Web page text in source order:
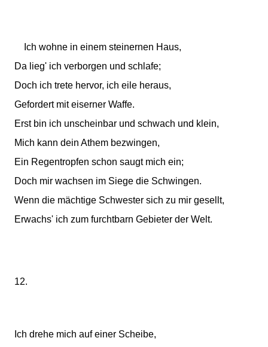
Ich wohne in einem steinernen Haus,
Da lieg' ich verborgen und schlafe;
Doch ich trete hervor, ich eile heraus,
Gefordert mit eiserner Waffe.
Erst bin ich unscheinbar und schwach und klein,
Mich kann dein Athem bezwingen,
Ein Regentropfen schon saugt mich ein;
Doch mir wachsen im Siege die Schwingen.
Wenn die mächtige Schwester sich zu mir gesellt,
Erwachs' ich zum furchtbarn Gebieter der Welt.
12.
Ich drehe mich auf einer Scheibe,